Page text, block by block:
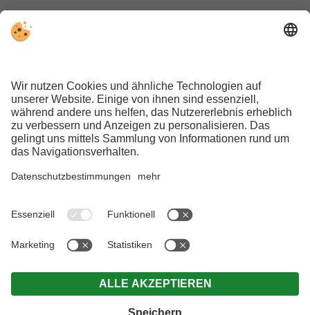
BUCHEN ANGEBOTE
Impressum.Datenschutz.Individuelle Cookie-Einstellungen.
© Webdesign by